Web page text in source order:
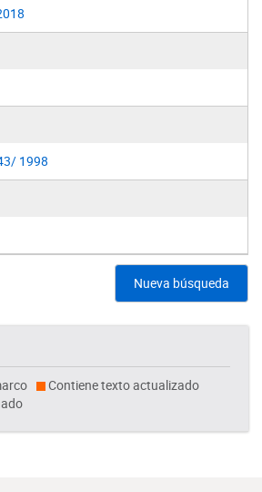
1998
Nueva búsqueda
Contiene texto actualizado